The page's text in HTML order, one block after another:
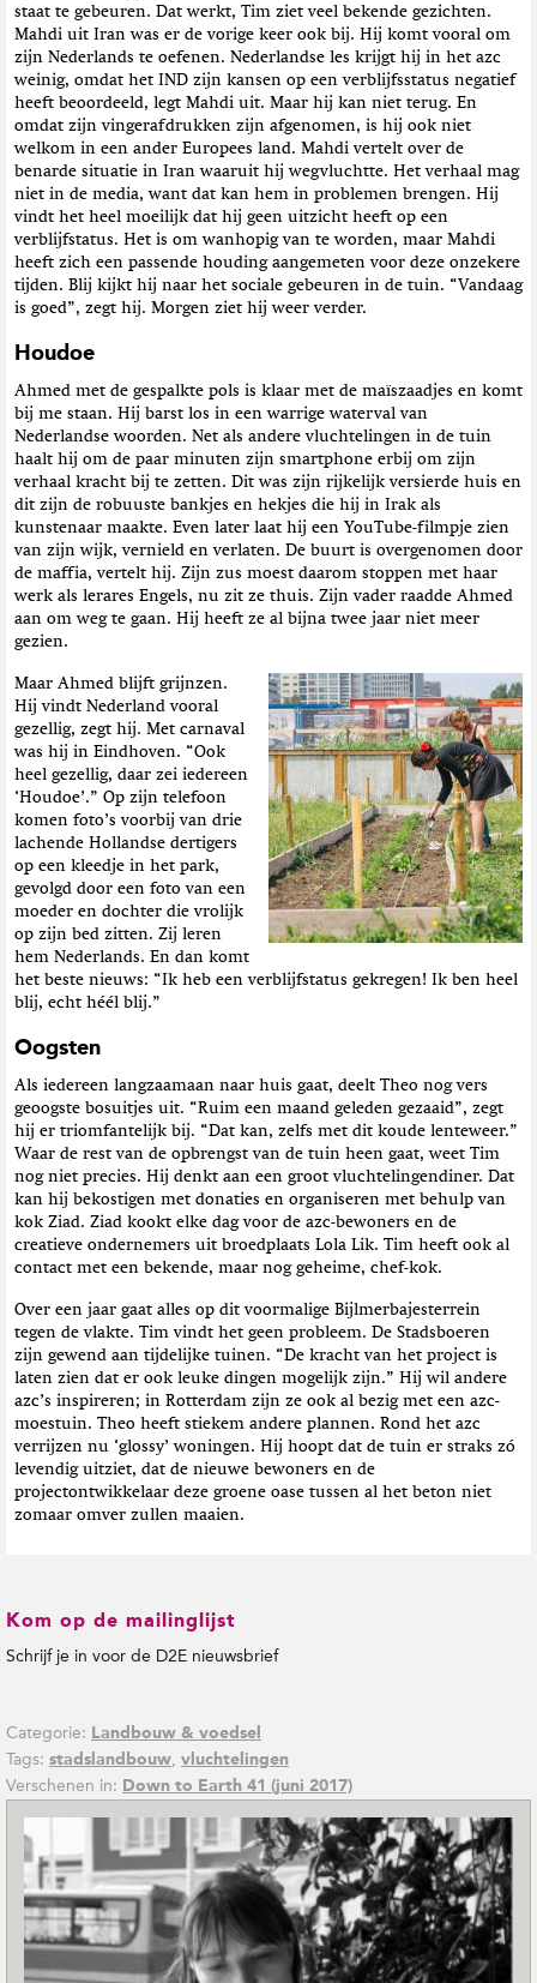
staat te gebeuren. Dat werkt, Tim ziet veel bekende gezichten.
Mahdi uit Iran was er de vorige keer ook bij. Hij komt vooral om
zijn Nederlands te oefenen. Nederlandse les krijgt hij in het azc
weinig, omdat het IND zijn kansen op een verblijfsstatus negatief
heeft beoordeeld, legt Mahdi uit. Maar hij kan niet terug. En
omdat zijn vingerafdrukken zijn afgenomen, is hij ook niet
welkom in een ander Europees land. Mahdi vertelt over de
benarde situatie in Iran waaruit hij wegvluchtte. Het verhaal mag
niet in de media, want dat kan hem in problemen brengen. Hij
vindt het heel moeilijk dat hij geen uitzicht heeft op een
verblijfstatus. Het is om wanhopig van te worden, maar Mahdi
heeft zich een passende houding aangemeten voor deze onzekere
tijden. Blij kijkt hij naar het sociale gebeuren in de tuin. “Vandaag
is goed”, zegt hij. Morgen ziet hij weer verder.
Houdoe
Ahmed met de gespalkte pols is klaar met de maïszaadjes en komt
bij me staan. Hij barst los in een warrige waterval van
Nederlandse woorden. Net als andere vluchtelingen in de tuin
haalt hij om de paar minuten zijn smartphone erbij om zijn
verhaal kracht bij te zetten. Dit was zijn rijkelijk versierde huis en
dit zijn de robuuste bankjes en hekjes die hij in Irak als
kunstenaar maakte. Even later laat hij een YouTube-filmpje zien
van zijn wijk, vernield en verlaten. De buurt is overgenomen door
de maffia, vertelt hij. Zijn zus moest daarom stoppen met haar
werk als lerares Engels, nu zit ze thuis. Zijn vader raadde Ahmed
aan om weg te gaan. Hij heeft ze al bijna twee jaar niet meer
gezien.
Maar Ahmed blijft grijnzen.
Hij vindt Nederland vooral
gezellig, zegt hij. Met carnaval
was hij in Eindhoven. “Ook
heel gezellig, daar zei iedereen
‘Houdoe’.” Op zijn telefoon
komen foto’s voorbij van drie
lachende Hollandse dertigers
op een kleedje in het park,
gevolgd door een foto van een
moeder en dochter die vrolijk
op zijn bed zitten. Zij leren
hem Nederlands. En dan komt
het beste nieuws: “Ik heb een verblijfstatus gekregen! Ik ben heel
blij, echt héél blij.”
Oogsten
Als iedereen langzaamaan naar huis gaat, deelt Theo nog vers
geoogste bosuitjes uit. “Ruim een maand geleden gezaaid”, zegt
hij er triomfantelijk bij. “Dat kan, zelfs met dit koude lenteweer.”
Waar de rest van de opbrengst van de tuin heen gaat, weet Tim
nog niet precies. Hij denkt aan een groot vluchtelingendiner. Dat
kan hij bekostigen met donaties en organiseren met behulp van
kok Ziad. Ziad kookt elke dag voor de azc-bewoners en de
creatieve ondernemers uit broedplaats Lola Lik. Tim heeft ook al
contact met een bekende, maar nog geheime, chef-kok.
Over een jaar gaat alles op dit voormalige Bijlmerbajesterrein
tegen de vlakte. Tim vindt het geen probleem. De Stadsboeren
zijn gewend aan tijdelijke tuinen. “De kracht van het project is
laten zien dat er ook leuke dingen mogelijk zijn.” Hij wil andere
azc’s inspireren; in Rotterdam zijn ze ook al bezig met een azc-
moestuin. Theo heeft stiekem andere plannen. Rond het azc
verrijzen nu ‘glossy’ woningen. Hij hoopt dat de tuin er straks zó
levendig uitziet, dat de nieuwe bewoners en de
projectontwikkelaar deze groene oase tussen al het beton niet
zomaar omver zullen maaien.
Kom op de mailinglijst
Schrijf je in voor de D2E nieuwsbrief
Categorie: Landbouw & voedsel
Tags: stadslandbouw, vluchtelingen
Verschenen in: Down to Earth 41 (juni 2017)